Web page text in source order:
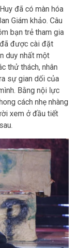
đã có màn hóa
Giám khảo. Câu
bạn trẻ tham gia
được cài đặt
duy nhất một
thử thách, nhân
sự gian dối của
Bằng nội lực
cách nhẹ nhàng
xem ở đầu tiết